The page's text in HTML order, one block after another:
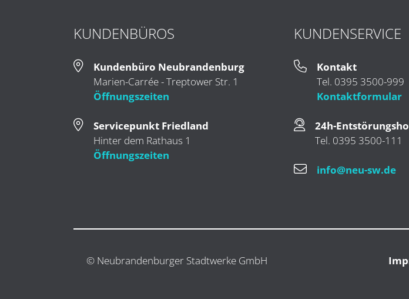
KUNDENBÜROS
Kundenbüro Neubrandenburg
Marien-Carrée - Treptower Str. 1
Öffnungszeiten
Servicepunkt Friedland
Hinter dem Rathaus 1
Öffnungszeiten
KUNDENSERVICE
Kontakt
Tel. 0395 3500-999
Kontaktformular
24h-
Tel. 0395 3500-111
info@neu-sw.de
© Neubrandenburger Stadtwerke GmbH